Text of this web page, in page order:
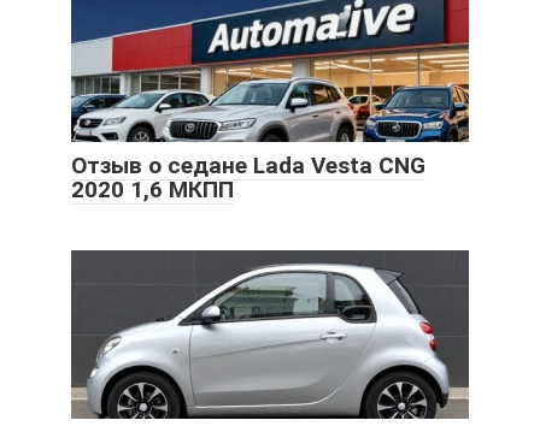
Отзыв о седане Lada Vesta CNG
2020 1,6 МКПП